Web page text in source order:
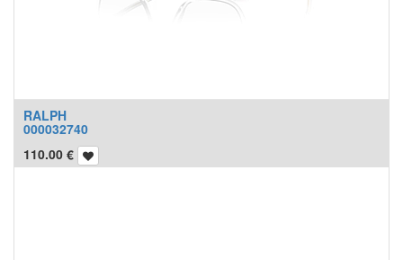
RALPH
000032740
110.00 €